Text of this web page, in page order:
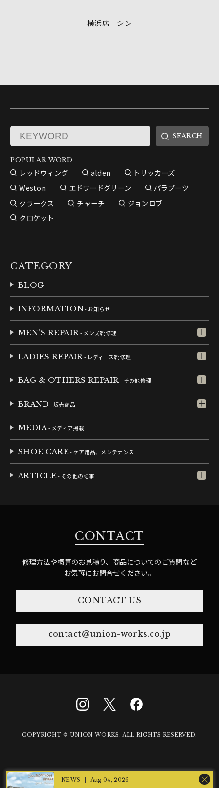
Aug 04, 2026
横浜店 シン
POPULAR WORD
レッドウィング alden
トリッカーズ
Weston
エドワードグリーン
パラブーツ
クラークス
チャーチ
ジョンロブ
クロケット
CATEGORY
BLOG
INFORMATION- お知らせ
MEN'S REPAIR- メンズ靴修理
LADIES REPAIR - レディース靴修理
BAG & OTHERS REPAIR- その他修理
BRAND - 販売商品
MEDIA- メディア掲載
SHOE CARE- ケア用品、メンテナンス
ARTICLE- その他の記事
CONTACT
修理方法や概算のお見積り、商品についてのご質問など
お気軽にお問合せください。
CONTACT US
contact@union-works.co.jp
COPYRIGHT © UNION WORKS. ALL RIGHTS RESERVED.